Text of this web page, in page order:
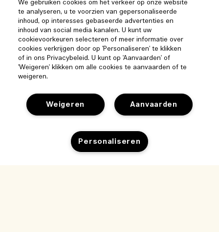
Help
Beheer van cookies
Veelgestelde vragen
Mijn bestelling
Leveringsinformatie
Teruggaves & Terugbetalingen
Bezoek & ontdek
Onze mensen & onze werkplek
Ingrediëntenwoordenlijst
Ons bedrijf
Privacybeleid en gebruiksvoorwaarden
Gebruiksvoorwaarden
We gebruiken cookies om het verkeer op onze website
te analyseren, u te voorzien van gepersonaliseerde
inhoud, op interesses gebaseerde advertenties en
inhoud van social media kanalen. U kunt uw
cookievoorkeuren selecteren of meer informatie over
cookies verkrijgen door op 'Personaliseren' te klikken
of in ons Privacybeleid. U kunt op 'Aanvaarden' of
'Weigeren' klikken om alle cookies te aanvaarden of te
weigeren.
Aanvaarden
Weigeren
Personaliseren